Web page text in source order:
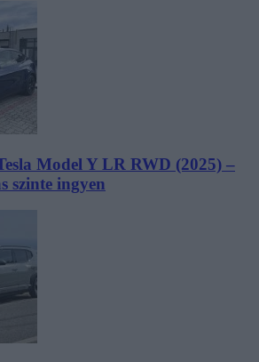
Model Y LR RWD (2025) –
szinte ingyen